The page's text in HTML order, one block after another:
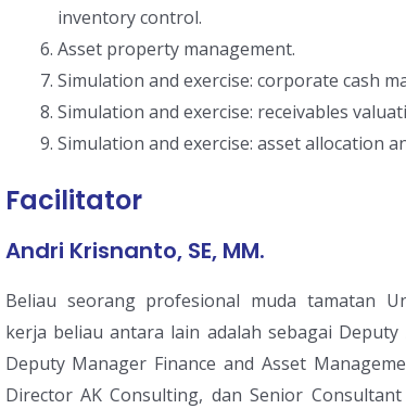
inventory control.
Asset property management.
Simulation and exercise: corporate cash
Simulation and exercise: receivables
Simulation and exercise: asset allocation
Facilitator
Andri Krisnanto, SE, MM.
Beliau seorang profesional muda tamatan
kerja beliau antara lain adalah sebagai
Deputy Manager Finance and Asset
Director AK Consulting, dan Senior